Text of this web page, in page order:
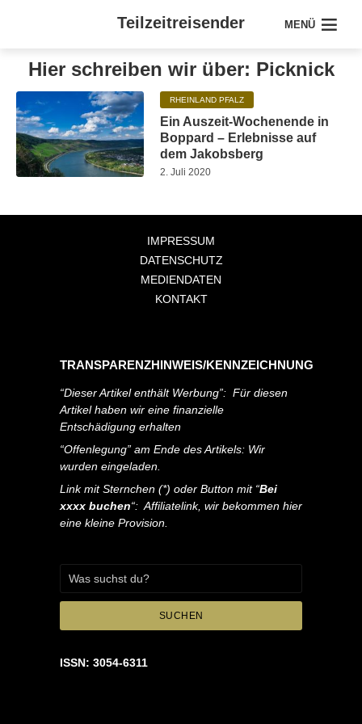
Teilzeitreisender MENÜ
Hier schreiben wir über: Picknick
RHEINLAND PFALZ
Ein Auszeit-Wochenende in
Boppard – Erlebnisse auf
dem Jakobsberg
2. Juli 2020
IMPRESSUM
DATENSCHUTZ
MEDIENDATEN
KONTAKT
TRANSPARENZHINWEIS/KENNZEICHNUNG
“Dieser Artikel enthält Werbung”: Für diesen
Artikel haben wir eine finanzielle
Entschädigung erhalten
“Offenlegung” am Ende des Artikels: Wir
wurden eingeladen.
Link mit Sternchen (*) oder Button mit “Bei
xxxx buchen“: Affiliatelink, wir bekommen hier
eine kleine Provision.
SUCHEN
ISSN: 3054-6311